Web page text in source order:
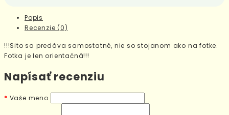
Popis
Recenzie (0)
!!!Sito sa predáva samostatné, nie so stojanom ako na fotke.
Fotka je len orientačná!!!
Napísať recenziu
Vaše meno